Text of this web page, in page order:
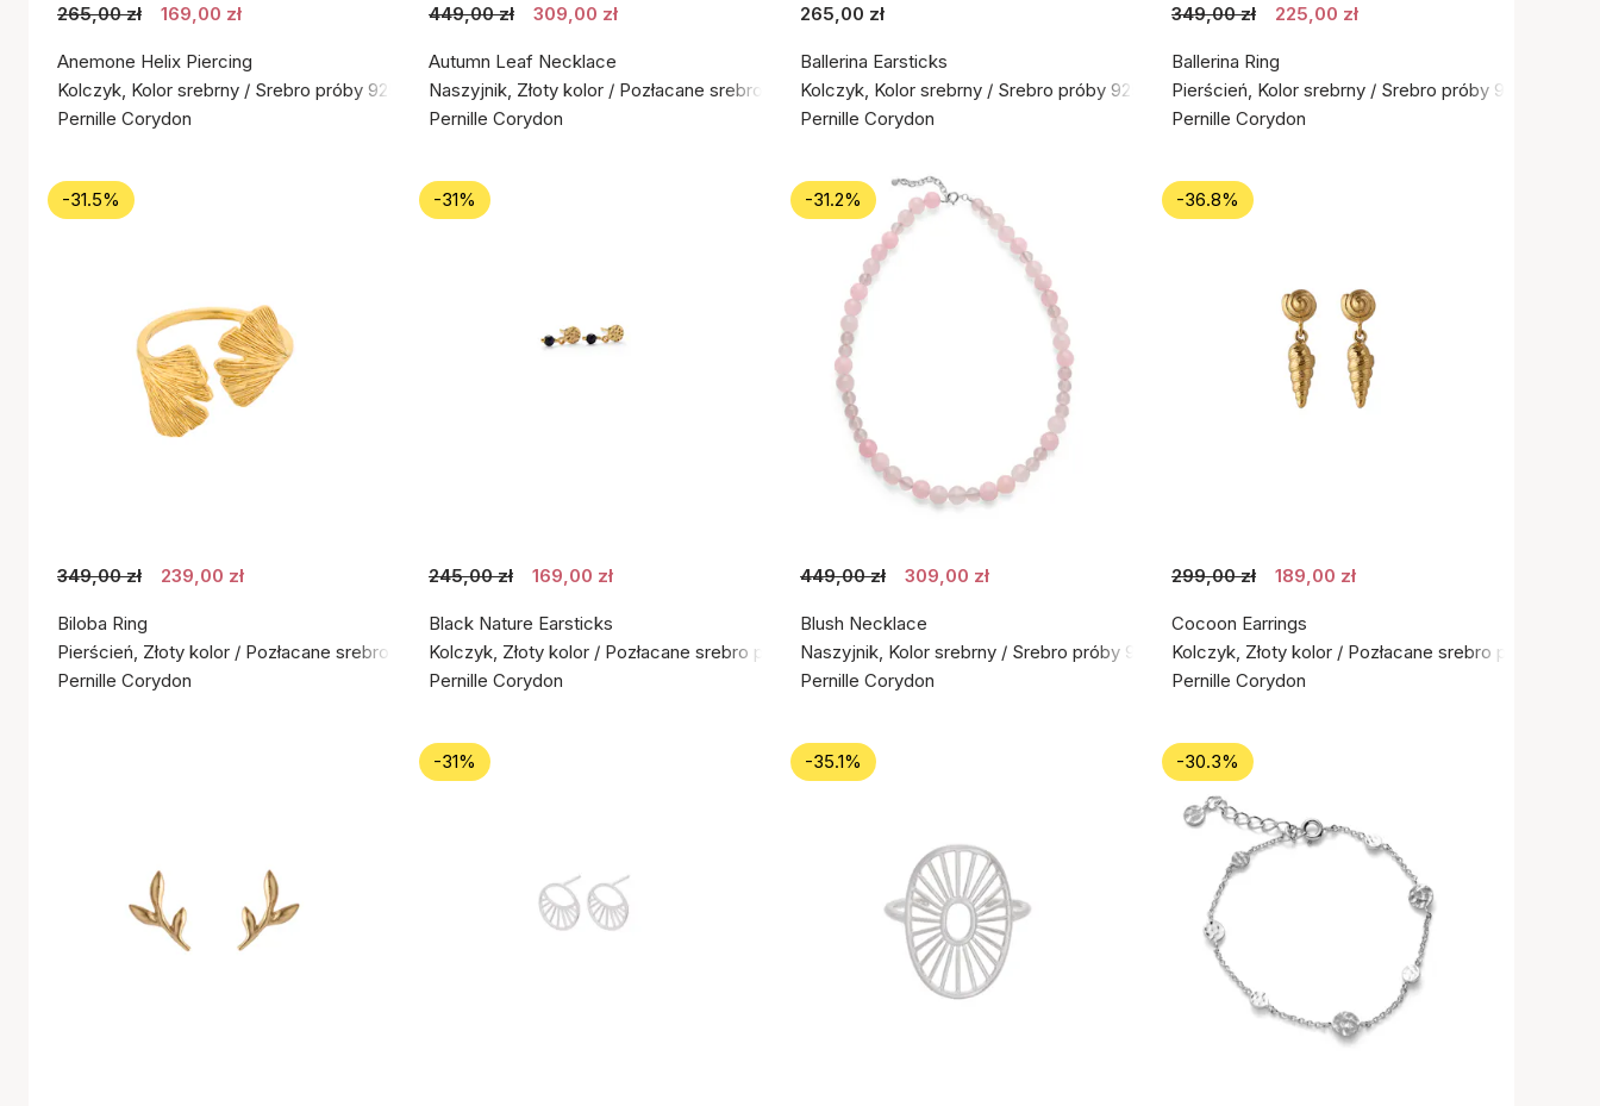
265,00 zł 169,00 zł
Anemone Helix Piercing
Kolczyk, Kolor srebrny / Srebro próby 925
Pernille Corydon
449,00 zł 309,00 zł
Autumn Leaf Necklace
Naszyjnik, Złoty kolor / Pozłacane srebro próby 925
Pernille Corydon
265,00 zł
Ballerina Earsticks
Kolczyk, Kolor srebrny / Srebro próby 925
Pernille Corydon
349,00 zł 225,00 zł
Ballerina Ring
Pierścień, Kolor srebrny / Srebro próby 925
Pernille Corydon
-31.5%
349,00 zł 239,00 zł
Biloba Ring
Pierścień, Złoty kolor / Pozłacane srebro próby 925
Pernille Corydon
-31%
245,00 zł 169,00 zł
Black Nature Earsticks
Kolczyk, Złoty kolor / Pozłacane srebro próby 925
Pernille Corydon
-31.2%
449,00 zł 309,00 zł
Blush Necklace
Naszyjnik, Kolor srebrny / Srebro próby 925
Pernille Corydon
-36.8%
299,00 zł 189,00 zł
Cocoon Earrings
Kolczyk, Złoty kolor / Pozłacane srebro próby 925
Pernille Corydon
-31% -35.1% -30.3%